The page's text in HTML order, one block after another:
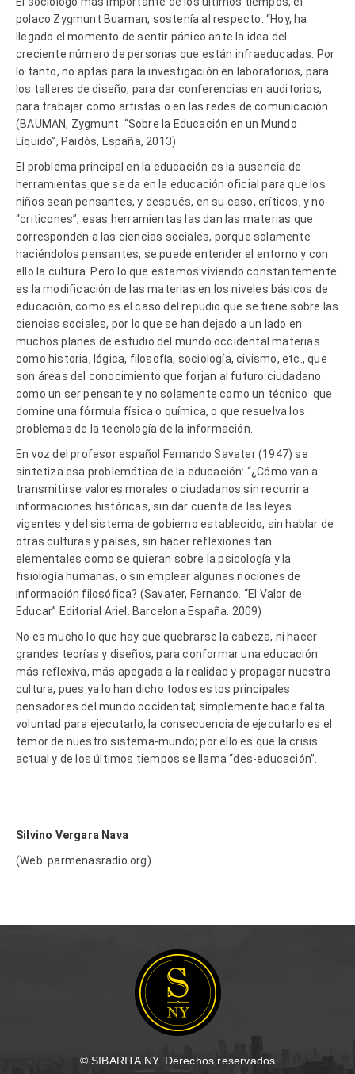
polaco Zygmunt Buaman, sostenía al respecto: “Hoy, ha
llegado el momento de sentir pánico ante la idea del
creciente número de personas que están infraeducadas. Por
lo tanto, no aptas para la investigación en laboratorios, para
los talleres de diseño, para dar conferencias en auditorios,
para trabajar como artistas o en las redes de comunicación.
(BAUMAN, Zygmunt. “Sobre la Educación en un Mundo
Líquido”, Paidós, España, 2013)
El problema principal en la educación es la ausencia de
herramientas que se da en la educación oficial para que los
niños sean pensantes, y después, en su caso, críticos, y no
“criticones”; esas herramientas las dan las materias que
corresponden a las ciencias sociales, porque solamente
haciéndolos pensantes, se puede entender el entorno y con
ello la cultura. Pero lo que estamos viviendo constantemente
es la modificación de las materias en los niveles básicos de
educación, como es el caso del repudio que se tiene sobre las
ciencias sociales, por lo que se han dejado a un lado en
muchos planes de estudio del mundo occidental materias
como historia, lógica, filosofía, sociología, civismo, etc., que
son áreas del conocimiento que forjan al futuro ciudadano
como un ser pensante y no solamente como un técnico que
domine una fórmula física o química, o que resuelva los
problemas de la tecnología de la información.
En voz del profesor español Fernando Savater (1947) se
sintetiza esa problemática de la educación: “¿Cómo van a
transmitirse valores morales o ciudadanos sin recurrir a
informaciones históricas, sin dar cuenta de las leyes
vigentes y del sistema de gobierno establecido, sin hablar de
otras culturas y países, sin hacer reflexiones tan
elementales como se quieran sobre la psicología y la
fisiología humanas, o sin emplear algunas nociones de
información filosófica? (Savater, Fernando. “El Valor de
Educar” Editorial Ariel. Barcelona España. 2009)
No es mucho lo que hay que quebrarse la cabeza, ni hacer
grandes teorías y diseños, para conformar una educación
más reflexiva, más apegada a la realidad y propagar nuestra
cultura, pues ya lo han dicho todos estos principales
pensadores del mundo occidental; simplemente hace falta
voluntad para ejecutarlo; la consecuencia de ejecutarlo es el
temor de nuestro sistema-mundo; por ello es que la crisis
actual y de los últimos tiempos se llama “des-educación”.
Silvino Vergara Nava
(Web: parmenasradio.org)
© SIBARITA NY. Derechos reservados